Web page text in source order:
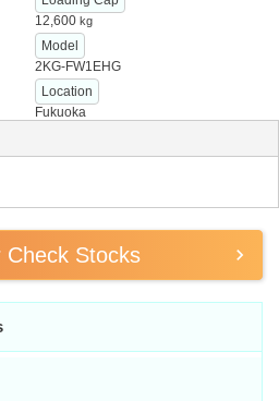
12,600 kg
Model
2KG-FW1EHG
Location
Fukuoka
Check Stocks